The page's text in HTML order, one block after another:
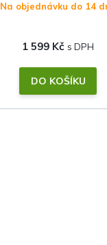
Na objednávku do 14
1 599 Kč
DO KOŠÍKU